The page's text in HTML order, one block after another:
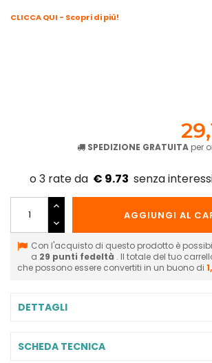
CLICCA QUI - Scopri di più!
SPEDIZIONE GRATUITA per
€ 9.73
AGGIUNGI AL
Con l'acquisto di questo prodotto è
a 29 punti fedeltà . Il totale del tuo
che possono essere convertiti in un buono di
DETTAGLI
SCHEDA TECNICA